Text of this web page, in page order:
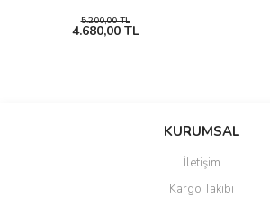
5.200,00 TL
4.680,00 TL
KURUMSAL
İletişim
Kargo Takibi